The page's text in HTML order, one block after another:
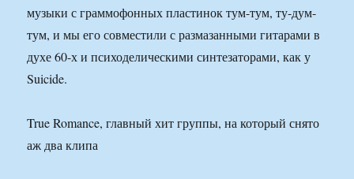
музыки с граммофонных пластинок тум-тум, ту-дум-
тум, и мы его совместили с размазанными гитарами в
духе 60-х и психоделическими синтезаторами, как у
Suicide.
True Romance, главный хит группы, на который снято
аж два клипа